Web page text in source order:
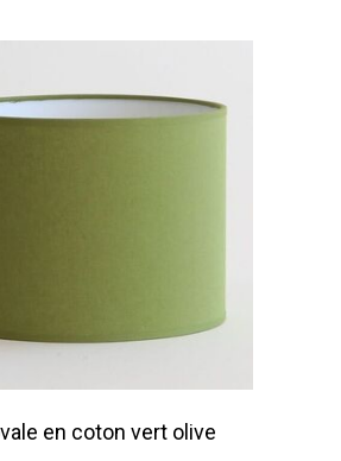
en coton vert olive